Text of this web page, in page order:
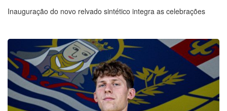
Inauguração do novo relvado sintético integra as celebrações